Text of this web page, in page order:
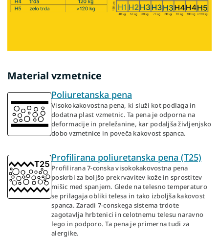
Material vzmetnice
Poliuretanska pena
Visokokakovostna pena, ki služi kot podlaga in
dodatna plast vzmetnic. Ta pena je odporna na
deformacije in preležanine, kar podaljša življenjsko
dobo vzmetnice in poveča kakovost spanca.
Profilirana poliuretanska pena (T25)
Profilirana 7-conska visokokakovostna pena
poskrbi za boljšo prekrvavitev kože in sprostitev
mišic med spanjem. Glede na telesno temperaturo
se prilagaja obliki telesa in tako izboljša kakovost
spanca. Zaradi 7-conskega sistema trdote
zagotavlja hrbtenici in celotnemu telesu naravno
lego in podporo. Ta pena je primerna tudi za
alergike.